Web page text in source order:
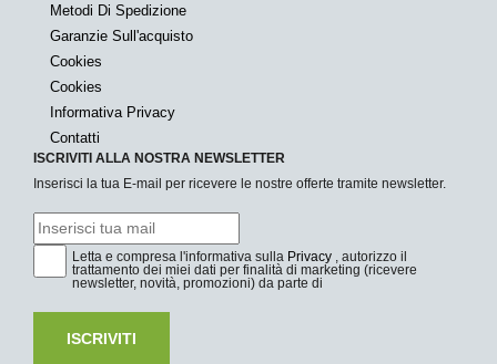
Metodi Di Spedizione
Garanzie Sull'acquisto
Cookies
Cookies
Informativa Privacy
Contatti
ISCRIVITI ALLA NOSTRA NEWSLETTER
Inserisci la tua E-mail per ricevere le nostre offerte tramite newsletter.
Letta e compresa l'informativa sulla Privacy , autorizzo il
trattamento dei miei dati per finalità di marketing (ricevere
newsletter, novità, promozioni) da parte di
ISCRIVITI